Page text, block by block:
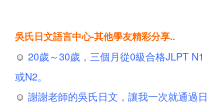
吳氏日文語言中心-其他學友精彩分享..
☺ 20歲～30歲，三個月從0級合格JLPT N1
或N2。
☺ 謝謝老師的吳氏日文，讓我一次就通過日